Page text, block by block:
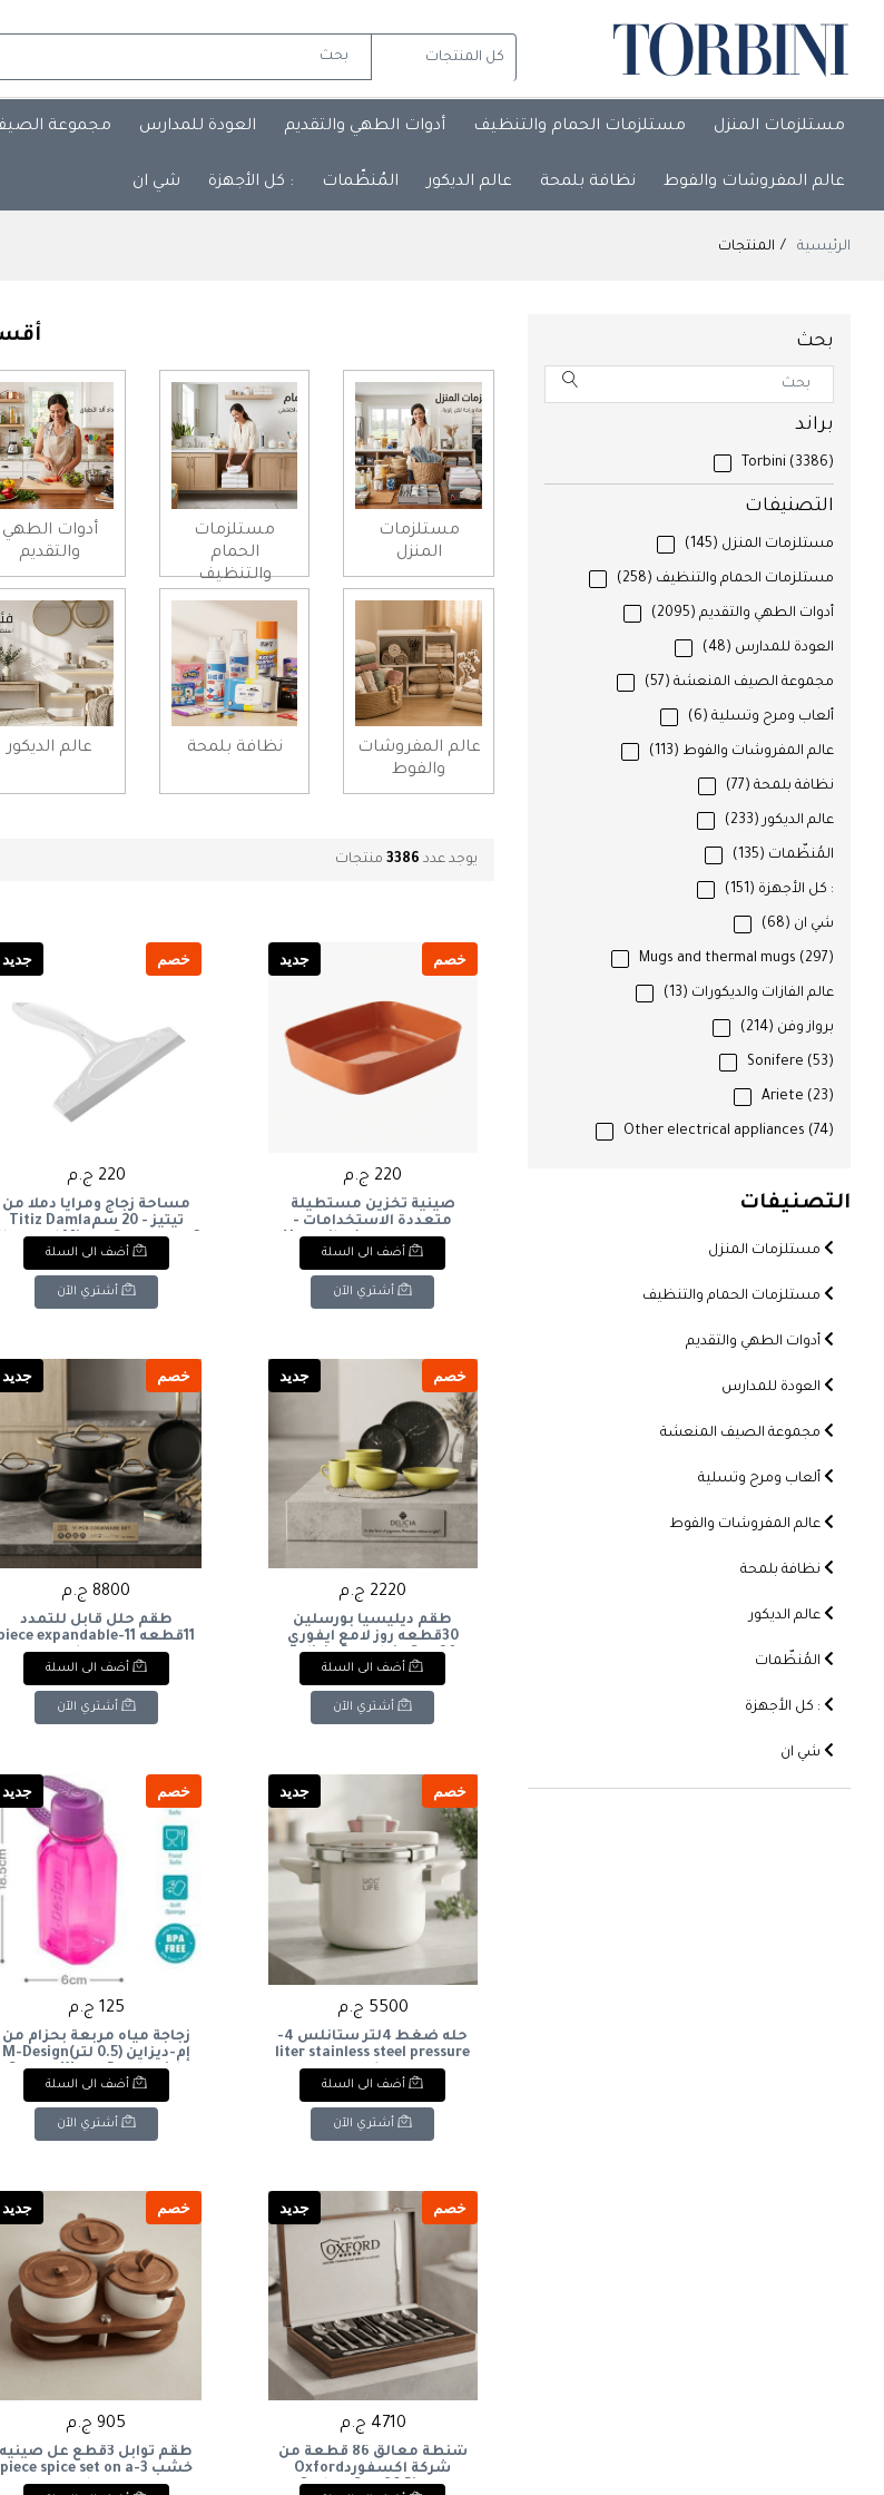
مستلزمات المنزل مستلزمات الحمام والتنظيف أدوات الطهي والتقديم العودة للمدارس مجموعة
عالم المفروشات والفوط نظافة بلمحة عالم الديكور المُنظّمات : كل الأجهزة شي ان
الرئيسية المنتجات
بحث
براند
Torbini (3386)
التصنيفات
مستلزمات المنزل (145)
مستلزمات الحمام والتنظيف (258)
أدوات الطهي والتقديم (2095)
العودة للمدارس (48)
مجموعة الصيف المنعشة (57)
ألعاب ومرح وتسلية (6)
عالم المفروشات والفوط (113)
نظافة بلمحة (77)
عالم الديكور(233)
المُنظّمات (135)
: كل الأجهزة (151)
شي ان (68)
Mugs and thermal mugs (297)
عالم الفازات والديكورات (13)
برواز وفن (214)
Sonifere (53)
Ariete (23)
Other electrical appliances (74)
التصنيفات
مستلزمات المنزل
مستلزمات الحمام والتنظيف
أدوات الطهي والتقديم
العودة للمدارس
مجموعة الصيف المنعشة
ألعاب ومرح وتسلية
عالم المفروشات والفوط
نظافة بلمحة
عالم الديكور
المُنظّمات
: كل الأجهزة
شي ان
مستلزمات
المنزل
مستلزمات
الحمام
والتنظيف
أدوات الطهي
والتقديم
عالم المفروشات
والفوط
نظافة بلمحة عالم الديكور
يوجد عدد 3386 منتجات
خصم جديد
220 ج.م
صينية تخزين مستطيلة
متعددة الاستخدامات -
برتقالي محروق): Versatile
Rectangular Storage Tray -
Burnt Orange
أضف الى السلة
أشتري الآن
خصم جديد
220 ج.م
مساحة زجاج ومرايا دملا من
تيتيز - 20 سمTitiz Damla
Glass and Mirror Squeegee - 2
أضف الى السلة
أشتري الآن
خصم جديد
2220 ج.م
طقم ديليسيا بورسلين
30قطعه روز لامع ايفوري
Delicia Porcelain Set, 30
Pieces, Rose Ivory Glossy
أضف الى السلة
أشتري الآن
خصم جديد
8800 ج.م
طقم حلل قابل للتمدد
11قطعه 11-piece expandable
cookware set
أضف الى السلة
أشتري الآن
خصم جديد
5500 ج.م
حله ضغط 4لتر ستانلس 4-
liter stainless steel pressure
cooker
أضف الى السلة
أشتري الآن
خصم جديد
125 ج.م
زجاجة مياه مربعة بحزام من
إم-ديزاين (0.5 لتر)M-Design
Square Water Bottle with
Strap (0.5L
أضف الى السلة
أشتري الآن
خصم جديد
4710 ج.م
شنطة معالق 86 قطعة من
شركة اكسفوردOxford
Cutlery Set, 86 Pieces
خصم جديد
905 ج.م
طقم توابل 3قطع عل صينيه
خشب 3-piece spice set on a
wooden tray